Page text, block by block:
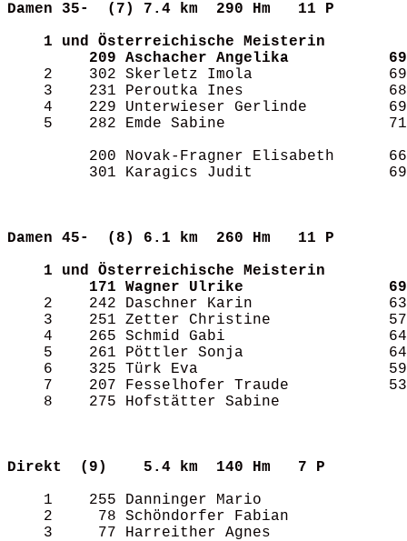
Damen 35-  (7)
7.4 km  290 Hm   11 P
1 und Österreichische Meisterin
209 Aschacher Angelika
2    302 Skerletz Imola
3    231 Peroutka Ines
4    229 Unterwieser Gerlinde
5    282 Emde Sabine
200 Novak-Fragner Elisabeth
301 Karagics Judit
Damen 45-  (8)
6.1 km  260 Hm   11 P
1 und Österreichische Meisterin
171 Wagner Ulrike
2    242 Daschner Karin
3    251 Zetter Christine
4    265 Schmid Gabi
5    261 Pöttler Sonja
6    325 Türk Eva
7    207 Fesselhofer Traude
8    275 Hofstätter Sabine
Direkt  (9)
5.4 km  140 Hm   7 P
1    255 Danninger Mario
2     78 Schöndorfer Fabian
3     77 Harreither Agnes